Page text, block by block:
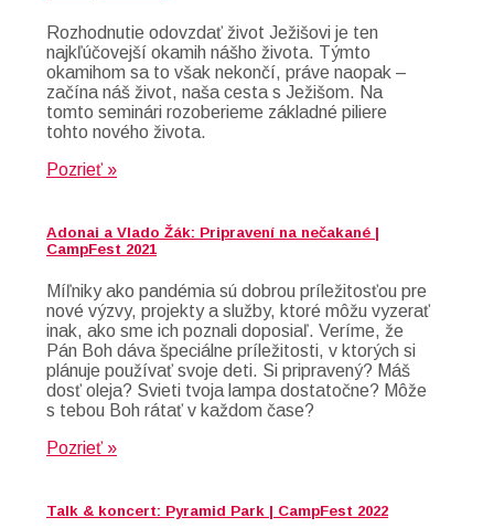
Rozhodnutie odovzdať život Ježišovi je ten
najkľúčovejší okamih nášho života. Týmto
okamihom sa to však nekončí, práve naopak –
začína náš život, naša cesta s Ježišom. Na
tomto seminári rozoberieme základné piliere
tohto nového života.
Pozrieť »
Adonai a Vlado Žák: Pripravení na nečakané |
CampFest 2021
Míľniky ako pandémia sú dobrou príležitosťou pre
nové výzvy, projekty a služby, ktoré môžu vyzerať
inak, ako sme ich poznali doposiaľ. Veríme, že
Pán Boh dáva špeciálne príležitosti, v ktorých si
plánuje používať svoje deti. Si pripravený? Máš
dosť oleja? Svieti tvoja lampa dostatočne? Môže
s tebou Boh rátať v každom čase?
Pozrieť »
Talk & koncert: Pyramid Park | CampFest 2022